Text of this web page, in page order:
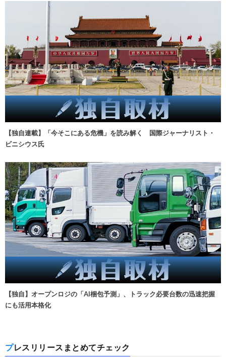
【独自連載】「今そこにある危機」を読み解く 国際ジャーナリスト・
ビニシウス氏
【独自】オープンロジの「AI梱包予測」、トラック必要台数の迅速把握
にも活用本格化
プレスリリースまとめてチェック